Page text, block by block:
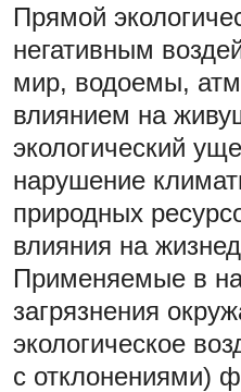
Прямой
негативным
мир, водоемы,
влиянием на
экологический
нарушение
природных
влияния на
Применяемые в
загрязнения
экологическое
с отклонениями)